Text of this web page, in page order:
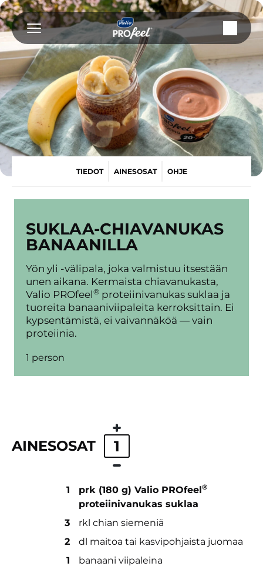
Siirry
sisältöön
TIEDOT AINESOSAT OHJE
SUKLAA-CHIA­VANUKAS
BANAANILLA
Yön yli -välipala, joka valmistuu itsestään
unen aikana. Kermaista chiavanukasta,
Valio PROfeel®proteiinivanukas suklaa ja
tuoreita banaaniviipaleita kerroksittain. Ei
kypsentämistä, ei vaivannäköä — vain
proteiinia.
1 person
AINESOSAT 1
1 prk (180 g) Valio PROfeel®
proteiinivanukas suklaa
3
rkl chian siemeniä
2
dl maitoa tai kasvipohjaista juomaa
1
banaani viipaleina